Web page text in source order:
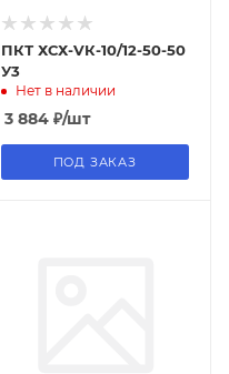
ПКТ ХСХ-VК-10/12-50-50
У3
Нет в наличии
3 884₽/шт
ПОД ЗАКАЗ